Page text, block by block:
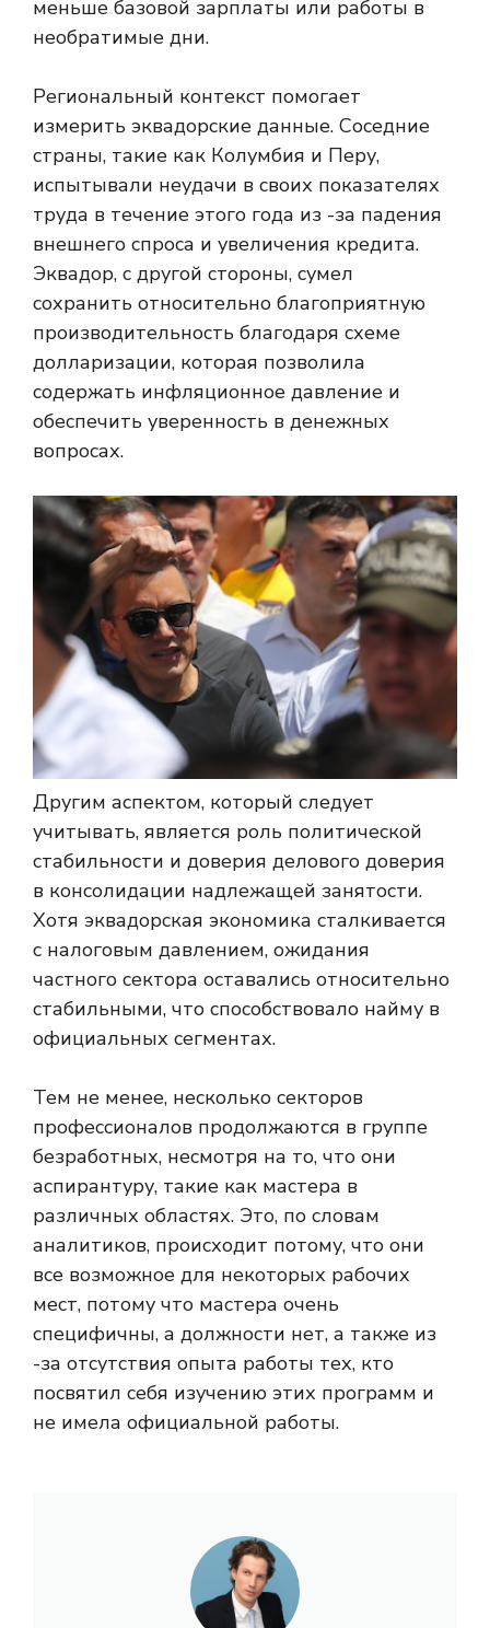
меньше базовой зарплаты или работы в
необратимые дни.
Региональный контекст помогает
измерить эквадорские данные. Соседние
страны, такие как Колумбия и Перу,
испытывали неудачи в своих показателях
труда в течение этого года из -за падения
внешнего спроса и увеличения кредита.
Эквадор, с другой стороны, сумел
сохранить относительно благоприятную
производительность благодаря схеме
долларизации, которая позволила
содержать инфляционное давление и
обеспечить уверенность в денежных
вопросах.
Другим аспектом, который следует
учитывать, является роль политической
стабильности и доверия делового доверия
в консолидации надлежащей занятости.
Хотя эквадорская экономика сталкивается
с налоговым давлением, ожидания
частного сектора оставались относительно
стабильными, что способствовало найму в
официальных сегментах.
Тем не менее, несколько секторов
профессионалов продолжаются в группе
безработных, несмотря на то, что они
аспирантуру, такие как мастера в
различных областях. Это, по словам
аналитиков, происходит потому, что они
все возможное для некоторых рабочих
мест, потому что мастера очень
специфичны, а должности нет, а также из
-за отсутствия опыта работы тех, кто
посвятил себя изучению этих программ и
не имела официальной работы.